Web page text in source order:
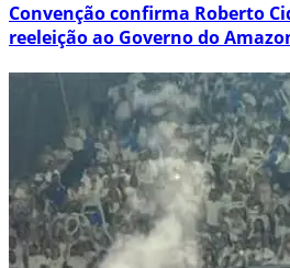
Convenção confirma Roberto
reeleição ao Governo do